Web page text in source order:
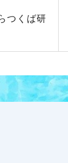
つくば研